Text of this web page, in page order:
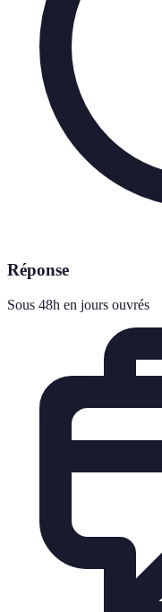
Réponse
Sous 48h en jours ouvrés